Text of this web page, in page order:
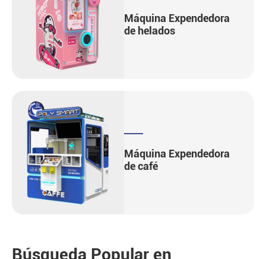
Máquina Expendedora
de helados
Máquina Expendedora
de café
Búsqueda Popular en